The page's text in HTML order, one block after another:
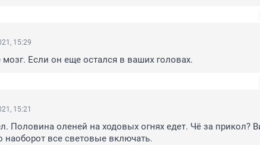
15:29
Если он еще остался в ваших головах.
15:21
Половина оленей на ходовых огнях едет. Чё за прикол?
наоборот все световые включать.